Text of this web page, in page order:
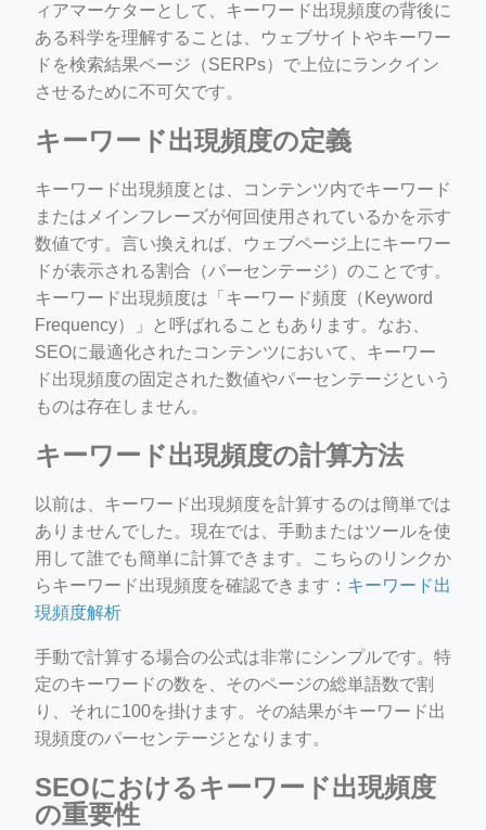
feed-calculator
ィアマーケターとして、キーワード出現頻度の背後に
ある科学を理解することは、ウェブサイトやキーワー
ドを検索結果ページ（SERPs）で上位にランクイン
させるために不可欠です。
キーワード出現頻度の定義
キーワード出現頻度とは、コンテンツ内でキーワード
またはメインフレーズが何回使用されているかを示す
数値です。言い換えれば、ウェブページ上にキーワー
ドが表示される割合（パーセンテージ）のことです。
キーワード出現頻度は「キーワード頻度（Keyword
Frequency）」と呼ばれることもあります。なお、
SEOに最適化されたコンテンツにおいて、キーワー
ド出現頻度の固定された数値やパーセンテージという
ものは存在しません。
キーワード出現頻度の計算方法
以前は、キーワード出現頻度を計算するのは簡単では
ありませんでした。現在では、手動またはツールを使
用して誰でも簡単に計算できます。こちらのリンクか
らキーワード出現頻度を確認できます： キーワード出
現頻度解析
手動で計算する場合の公式は非常にシンプルです。特
定のキーワードの数を、そのページの総単語数で割
り、それに100を掛けます。その結果がキーワード出
現頻度のパーセンテージとなります。
SEOにおけるキーワード出現頻度
の重要性